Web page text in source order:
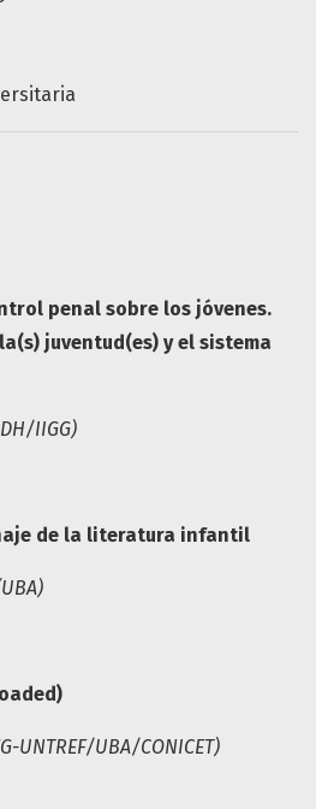
penal sobre los jóvenes.
juventud(es) y el sistema
IIGG)
de la literatura infantil
UNTREF/UBA/CONICET)
de 2017